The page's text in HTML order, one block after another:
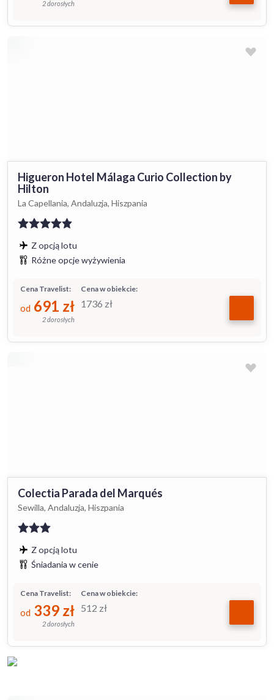
2 dorosłych
Higueron Hotel Málaga Curio Collection by
Hilton
La Capellania, Andaluzja, Hiszpania
Z opcją lotu
Różne opcje wyżywienia
Cena w obiekcie:
1736 zł
Cena Travelist:
od 691 zł
2 dorosłych
Colectia Parada del Marqués
Sewilla, Andaluzja, Hiszpania
Z opcją lotu
Śniadania w cenie
Cena w obiekcie:
512 zł
Cena Travelist:
od 339 zł
2 dorosłych